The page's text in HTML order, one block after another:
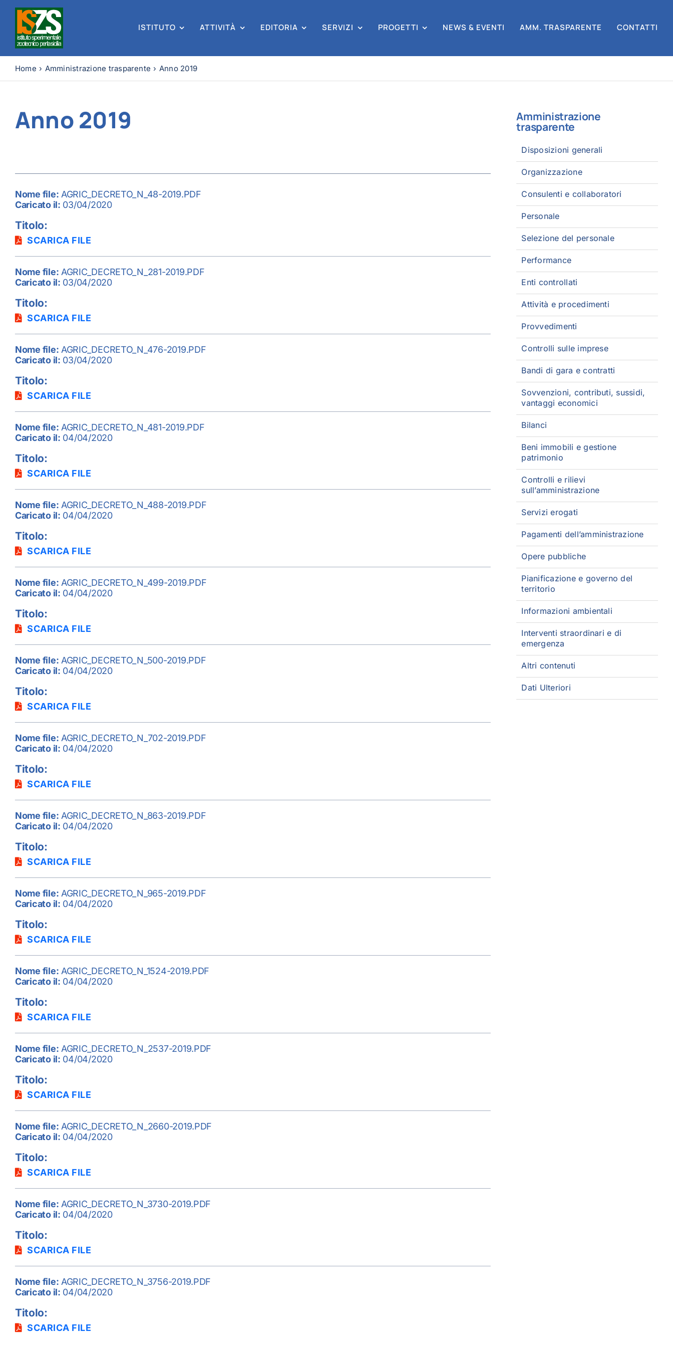
content
ISTITUTO ATTIVITÀ EDITORIA SERVIZI PROGETTI NEWS & EVENTI AMM. TRASPARENTE CONTATTI
Home Amministrazione trasparente Anno 2019
Anno 2019
Nome file: AGRIC_DECRETO_N_48-2019.PDF
Caricato il: 03/04/2020
Titolo:
SCARICA FILE
Nome file: AGRIC_DECRETO_N_281-2019.PDF
Caricato il: 03/04/2020
Titolo:
SCARICA FILE
Nome file: AGRIC_DECRETO_N_476-2019.PDF
Caricato il: 03/04/2020
Titolo:
SCARICA FILE
Nome file: AGRIC_DECRETO_N_481-2019.PDF
Caricato il: 04/04/2020
Titolo:
SCARICA FILE
Nome file: AGRIC_DECRETO_N_488-2019.PDF
Caricato il: 04/04/2020
Titolo:
SCARICA FILE
Nome file: AGRIC_DECRETO_N_499-2019.PDF
Caricato il: 04/04/2020
Titolo:
SCARICA FILE
Nome file: AGRIC_DECRETO_N_500-2019.PDF
Caricato il: 04/04/2020
Titolo:
SCARICA FILE
Nome file: AGRIC_DECRETO_N_702-2019.PDF
Caricato il: 04/04/2020
Titolo:
SCARICA FILE
Nome file: AGRIC_DECRETO_N_863-2019.PDF
Caricato il: 04/04/2020
Titolo:
SCARICA FILE
Nome file: AGRIC_DECRETO_N_965-2019.PDF
Caricato il: 04/04/2020
Titolo:
SCARICA FILE
Nome file: AGRIC_DECRETO_N_1524-2019.PDF
Caricato il: 04/04/2020
Titolo:
SCARICA FILE
Nome file: AGRIC_DECRETO_N_2537-2019.PDF
Caricato il: 04/04/2020
Titolo:
SCARICA FILE
Nome file: AGRIC_DECRETO_N_2660-2019.PDF
Caricato il: 04/04/2020
Titolo:
SCARICA FILE
Nome file: AGRIC_DECRETO_N_3730-2019.PDF
Caricato il: 04/04/2020
Titolo:
SCARICA FILE
Nome file: AGRIC_DECRETO_N_3756-2019.PDF
Caricato il: 04/04/2020
Titolo:
SCARICA FILE
Amministrazione
trasparente
Disposizioni generali
Organizzazione
Consulenti e collaboratori
Personale
Selezione del personale
Performance
Enti controllati
Attività e procedimenti
Provvedimenti
Controlli sulle imprese
Bandi di gara e contratti
Sovvenzioni, contributi, sussidi,
vantaggi economici
Bilanci
Beni immobili e gestione
patrimonio
Controlli e rilievi
sull’amministrazione
Servizi erogati
Pagamenti dell’amministrazione
Opere pubbliche
Pianificazione e governo del
territorio
Informazioni ambientali
Interventi straordinari e di
emergenza
Altri contenuti
Dati Ulteriori